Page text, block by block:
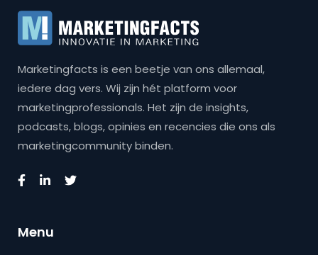
Marketingfacts is een beetje van ons allemaal,
iedere dag vers. Wij zijn hét platform voor
marketingprofessionals. Het zijn de insights,
podcasts, blogs, opinies en recencies die ons als
marketingcommunity binden.
Menu